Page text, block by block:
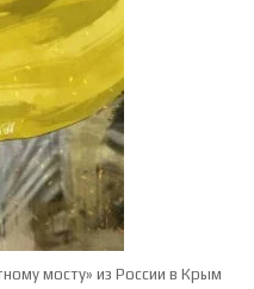
мосту» из России в Крым